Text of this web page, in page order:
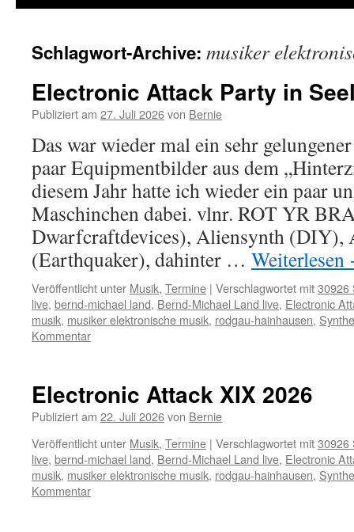
Schlagwort-Archive: musiker
Electronic Attack Party in
Publiziert am 27. Juli 2026von Bernie
Das war wieder mal ein sehr
paar Equipmentbilder aus dem
diesem Jahr hatte ich wieder ein paar
Maschinchen dabei. vlnr. ROT YR
Dwarfcraftdevices), Aliensynth (DIY),
(Earthquaker), dahinter … Weiterlesen
Veröffentlicht unter Musik, Termine | Verschlagwortet mit30926
live, bernd-michael land, Bernd-Michael Land live, Electronic
musik, musiker elektronische musik, rodgau-hainhausen,
Kommentar
Electronic Attack XIX 2026
Publiziert am 22. Juli 2026von Bernie
Veröffentlicht unter Musik, Termine | Verschlagwortet mit30926
live, bernd-michael land, Bernd-Michael Land live, Electronic
musik, musiker elektronische musik, rodgau-hainhausen,
Kommentar